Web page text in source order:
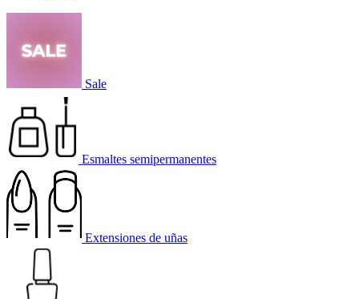
Sale
Esmaltes semipermanentes
Extensiones de uñas